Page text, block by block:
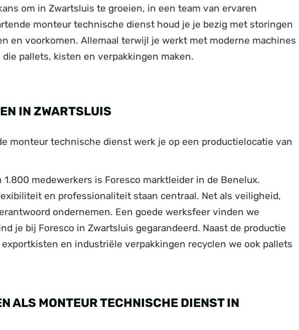
om in Zwartsluis te groeien, in een team van ervaren
monteur technische dienst houd je je bezig met storingen
en voorkomen. Allemaal terwijl je werkt met moderne machines
die pallets, kisten en verpakkingen maken.
IN ZWARTSLUIS
monteur technische dienst werk je op een productielocatie van
1.800 medewerkers is Foresco marktleider in de Benelux.
en professionaliteit staan centraal. Net als veiligheid,
ondernemen. Een goede werksfeer vinden we
je bij Foresco in Zwartsluis gegarandeerd. Naast de productie
en industriële verpakkingen recyclen we ook pallets
ALS MONTEUR TECHNISCHE DIENST IN